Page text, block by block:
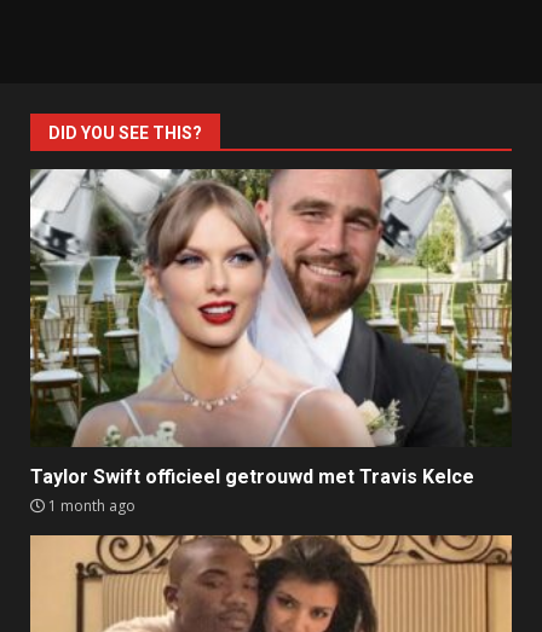
DID YOU SEE THIS?
Taylor Swift officieel getrouwd met Travis Kelce
1 month ago